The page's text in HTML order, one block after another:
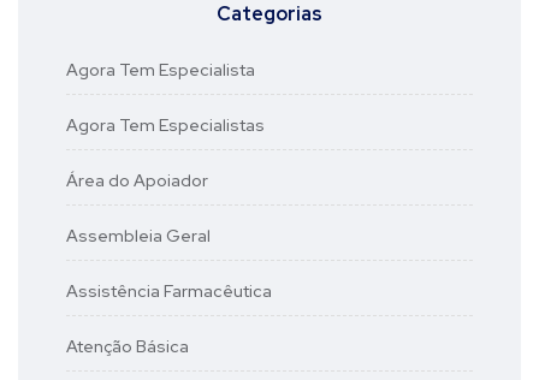
Categorias
Agora Tem Especialista
Agora Tem Especialistas
Área do Apoiador
Assembleia Geral
Assistência Farmacêutica
Atenção Básica